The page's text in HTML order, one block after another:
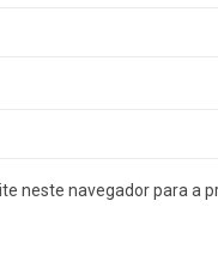
neste navegador para a